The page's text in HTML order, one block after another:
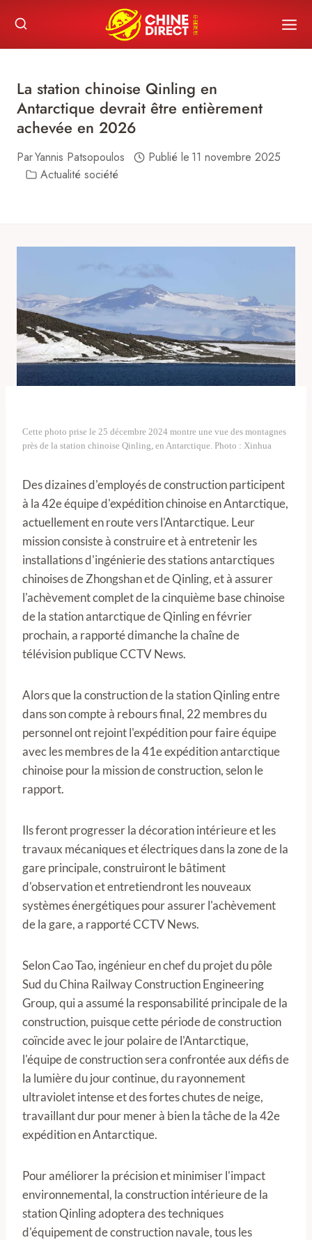
content
La station chinoise Qinling en
Antarctique devrait être entièrement
achevée en 2026
ParYannis Patsopoulos Publié le 11 novembre 2025
Actualité société
Cette photo prise le 25 décembre 2024 montre une vue des montagnes
près de la station chinoise Qinling, en Antarctique. Photo : Xinhua
Des dizaines d'employés de construction participent
à la 42e équipe d'expédition chinoise en Antarctique,
actuellement en route vers l'Antarctique. Leur
mission consiste à construire et à entretenir les
installations d'ingénierie des stations antarctiques
chinoises de Zhongshan et de Qinling, et à assurer
l'achèvement complet de la cinquième base chinoise
de la station antarctique de Qinling en février
prochain, a rapporté dimanche la chaîne de
télévision publique CCTV News.
Alors que la construction de la station Qinling entre
dans son compte à rebours final, 22 membres du
personnel ont rejoint l'expédition pour faire équipe
avec les membres de la 41e expédition antarctique
chinoise pour la mission de construction, selon le
rapport.
Ils feront progresser la décoration intérieure et les
travaux mécaniques et électriques dans la zone de la
gare principale, construiront le bâtiment
d'observation et entretiendront les nouveaux
systèmes énergétiques pour assurer l'achèvement
de la gare, a rapporté CCTV News.
Selon Cao Tao, ingénieur en chef du projet du pôle
Sud du China Railway Construction Engineering
Group, qui a assumé la responsabilité principale de la
construction, puisque cette période de construction
coïncide avec le jour polaire de l'Antarctique,
l'équipe de construction sera confrontée aux défis de
la lumière du jour continue, du rayonnement
ultraviolet intense et des fortes chutes de neige,
travaillant dur pour mener à bien la tâche de la 42e
expédition en Antarctique.
Pour améliorer la précision et minimiser l'impact
environnemental, la construction intérieure de la
station Qinling adoptera des techniques
d'équipement de construction navale, tous les